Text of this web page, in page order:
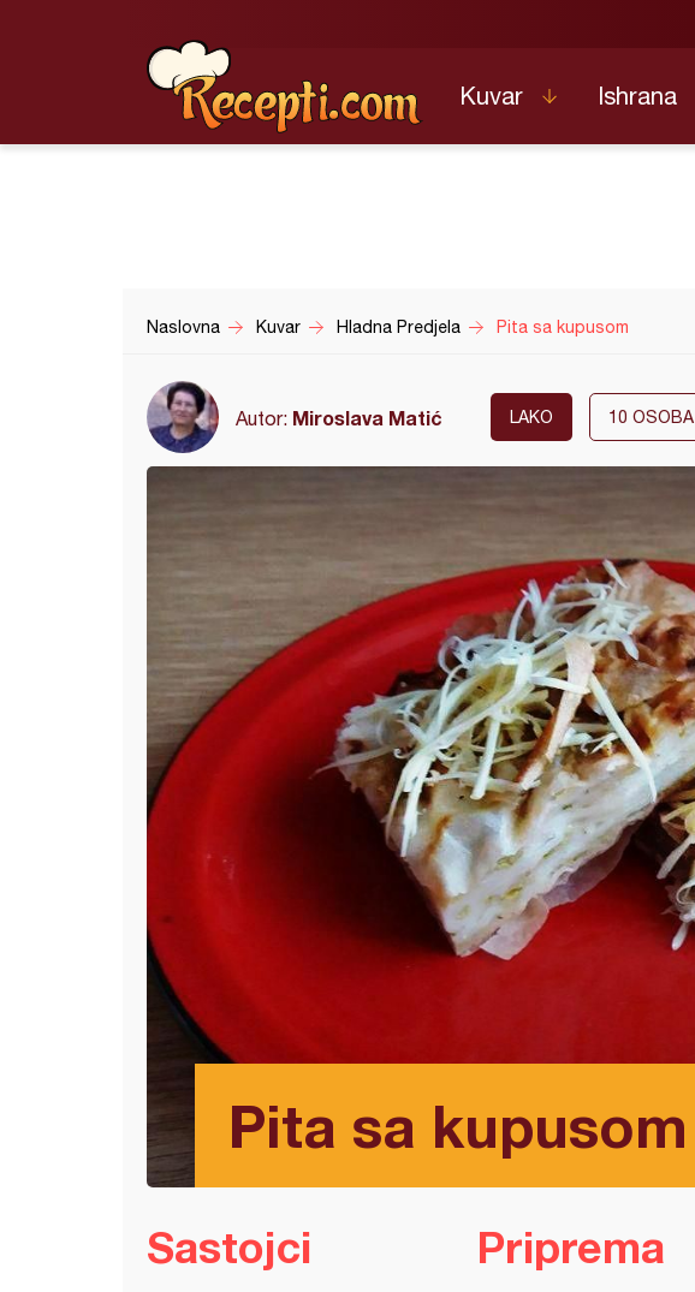
Kuvar Ishrana
Naslovna Kuvar Hladna Predjela Pita sa kupusom
Autor: Miroslava Matić LAKO 10 OSOBA
Pita sa kupusom
Sastojci Priprema